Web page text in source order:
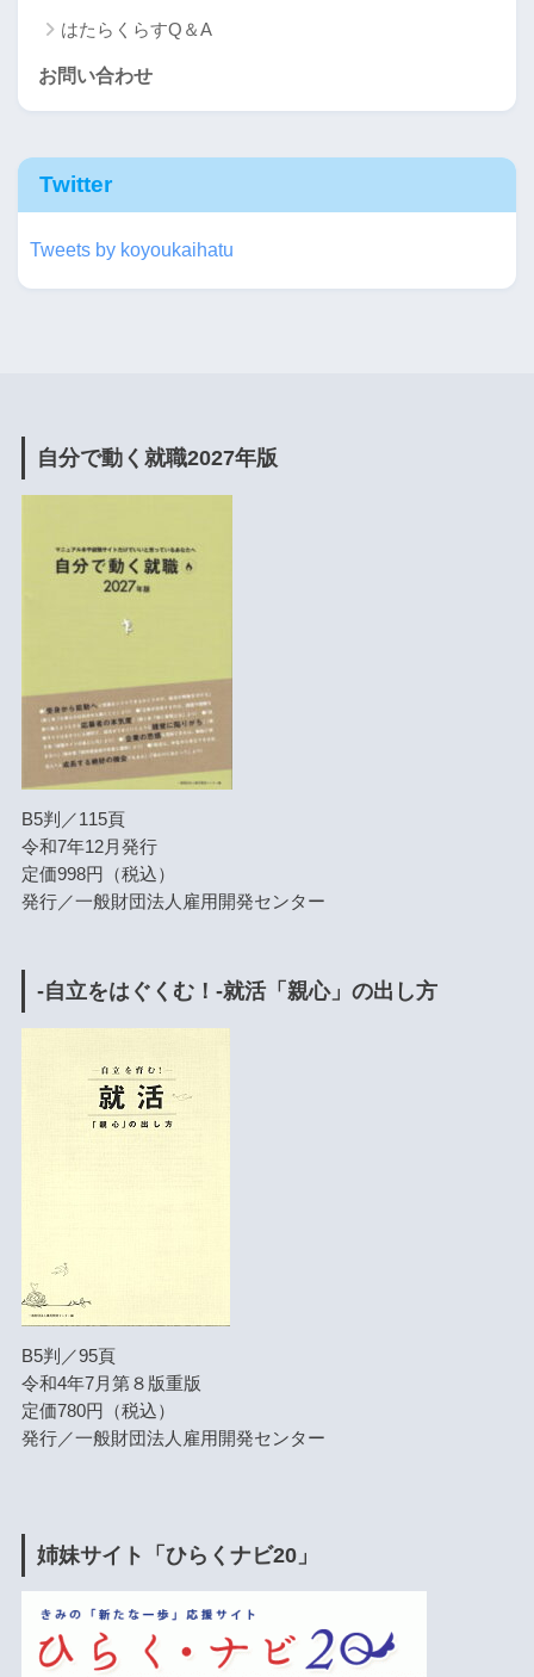
はたらくらすQ＆A
お問い合わせ
Twitter
Tweets by koyoukaihatu
自分で動く就職2027年版
B5判／115頁
令和7年12月発行
定価998円（税込）
発行／一般財団法人雇用開発センター
-自立をはぐくむ！-就活「親心」の出し方
B5判／95頁
令和4年7月第８版重版
定価780円（税込）
発行／一般財団法人雇用開発センター
姉妹サイト「ひらくナビ20」